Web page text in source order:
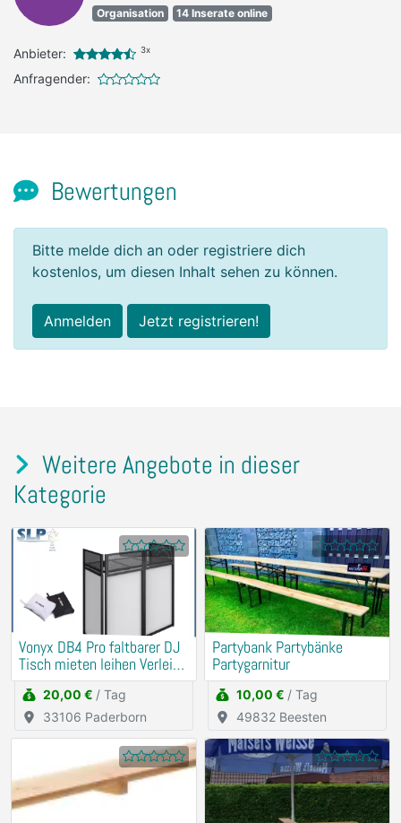
Organisation 14 Inserate online
Anbieter: 3x
Anfragender:
Bewertungen
Bitte melde dich an oder registriere dich
kostenlos, um diesen Inhalt sehen zu können.
Anmelden Jetzt registrieren!
Weitere Angebote in dieser
Kategorie
Vonyx DB4 Pro faltbarer DJ
Tisch mieten leihen Verleih
Booth
20,00 € / Tag
33106 Paderborn
Partybank Partybänke
Partygarnitur
10,00 € / Tag
49832 Beesten